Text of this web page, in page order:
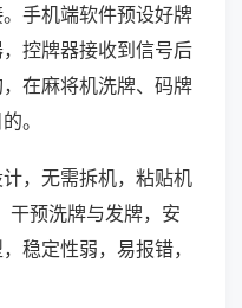
手机端软件预设好牌
控牌器接收到信号后
在麻将机洗牌、码牌
。
，无需拆机，粘贴机
干预洗牌与发牌，安
稳定性弱，易报错，